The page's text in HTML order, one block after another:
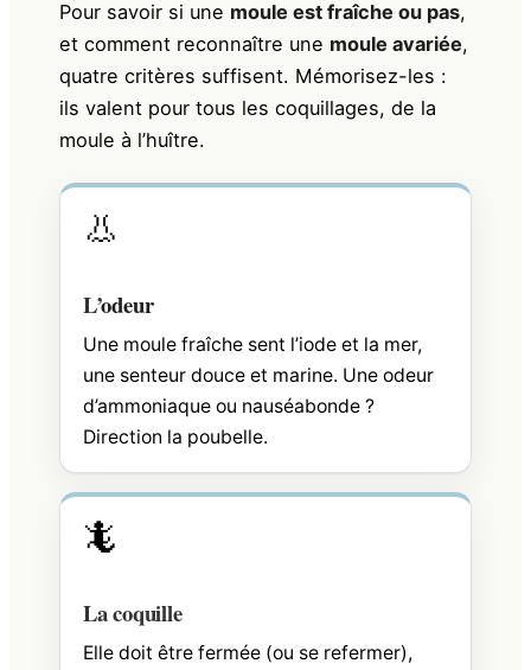
Pour savoir si une moule est fraîche ou pas,
et comment reconnaître une moule avariée,
quatre critères suffisent. Mémorisez-les :
ils valent pour tous les coquillages, de la
moule à l’huître.
👃
L’odeur
Une moule fraîche sent l’iode et la mer,
une senteur douce et marine. Une odeur
d’ammoniaque ou nauséabonde ?
Direction la poubelle.
🦎
La coquille
Elle doit être fermée (ou se refermer),